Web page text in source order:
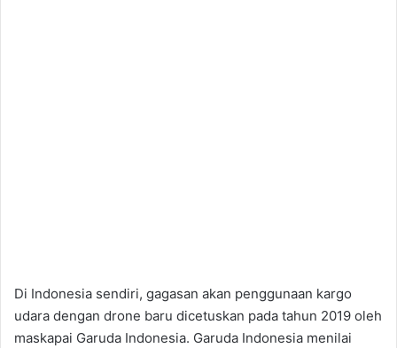
Di Indonesia sendiri, gagasan akan penggunaan kargo
udara dengan drone baru dicetuskan pada tahun 2019 oleh
maskapai Garuda Indonesia. Garuda Indonesia menilai